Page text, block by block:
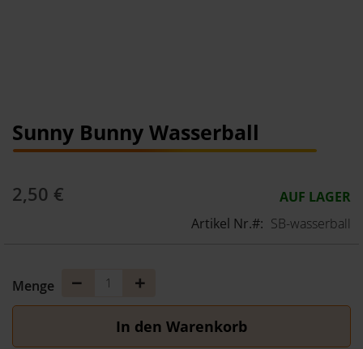
Anfang
der
springen
Sunny Bunny Wasserball
2,50 €
AUF LAGER
Artikel Nr.
SB-wasserball
Menge
In den Warenkorb